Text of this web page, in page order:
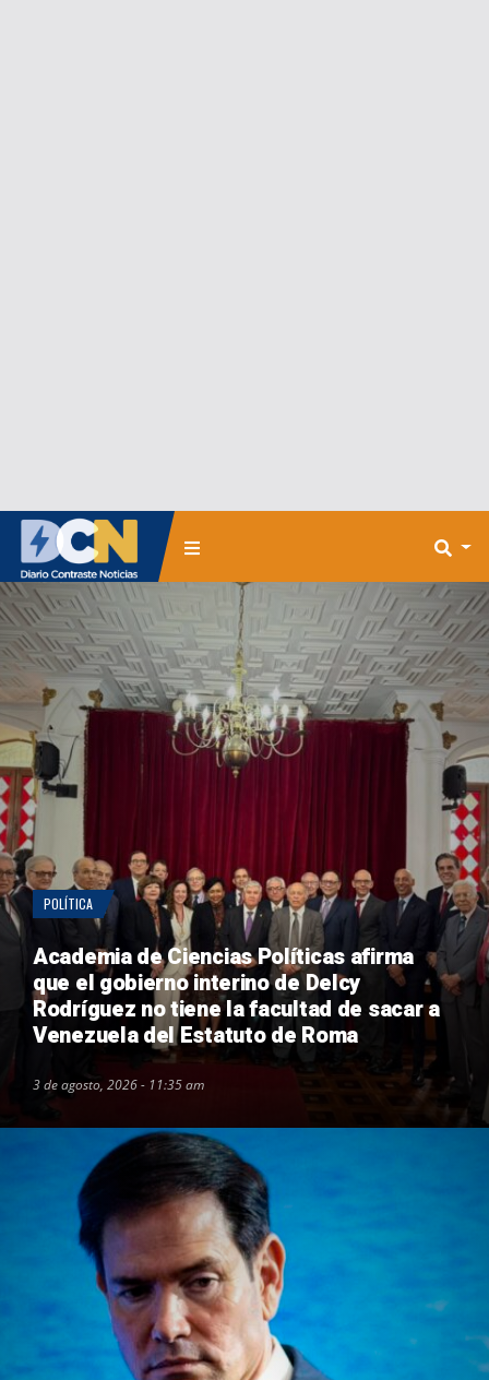
POLÍTICA
Academia de Ciencias Políticas afirma
que el gobierno interino de Delcy
Rodríguez no tiene la facultad de sacar a
Venezuela del Estatuto de Roma
3 de agosto, 2026 - 11:35 am